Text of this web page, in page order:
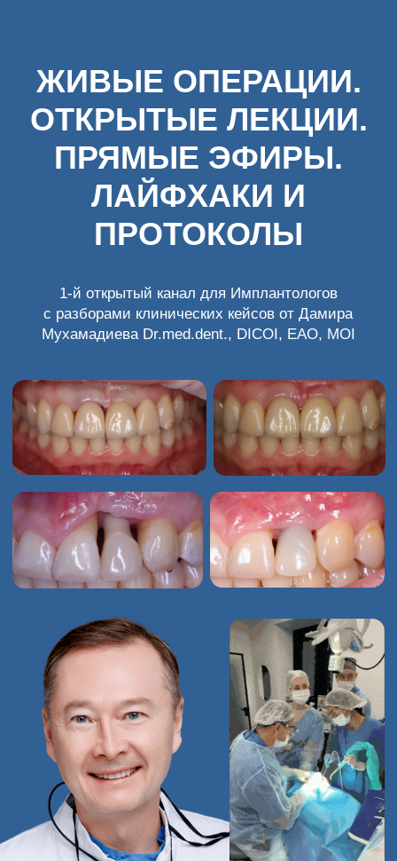
Дамир Мухамадиев
ОТКРЫТЫЕ ЛЕКЦИИ.
ПРЯМЫЕ ЭФИРЫ.
ЛАЙФХАКИ И
ПРОТОКОЛЫ
1-й открытый канал для Имплантологов
с разборами клинических кейсов от Дамира
Мухамадиева Dr.med.dent., DICOI, EAO, MOI
Как справиться
с Периимплантитом?